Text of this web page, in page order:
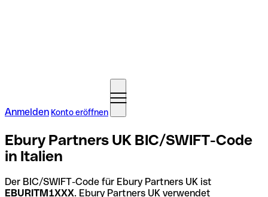
Anmelden Konto eröffnen
Ebury Partners UK BIC/SWIFT-Code
in Italien
Der BIC/SWIFT-Code für Ebury Partners UK ist
EBURITM1XXX. Ebury Partners UK verwendet